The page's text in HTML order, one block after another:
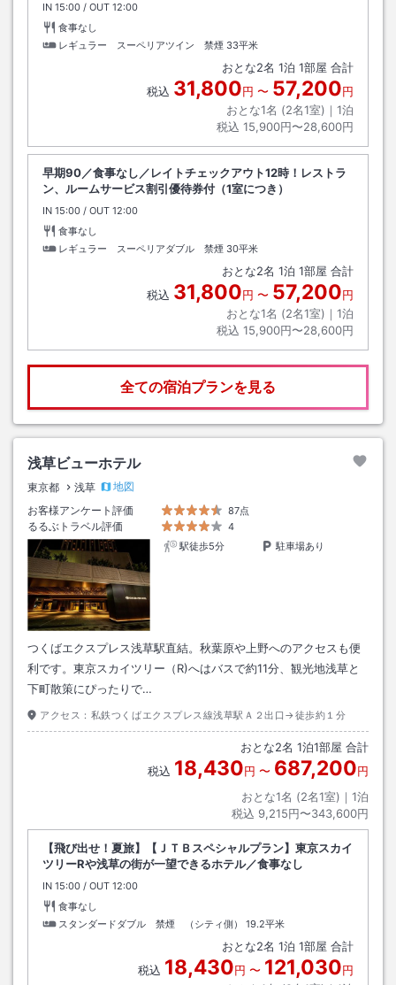
IN チェックイン
15:00 / OUT チェックアウト
12:00
食事なし
レギュラー スーペリアツイン 禁煙 33平米
おとな2名 1泊 1部屋 合計
税込 31,800円 〜 57,200円
おとな1名 (2名1室)｜ 1泊
税込 15,900円〜28,600円
早期90／食事なし／レイトチェックアウト12時！レストラ
ン、ルームサービス割引優待券付（1室につき）
IN チェックイン
15:00 / OUT チェックアウト
12:00
食事なし
レギュラー スーペリアダブル 禁煙 30平米
おとな2名 1泊 1部屋 合計
税込 31,800円 〜 57,200円
おとな1名 (2名1室)｜ 1泊
税込 15,900円〜28,600円
全ての宿泊プランを見る
浅草ビューホテル
東京都 浅草
地図
お客様アンケート評価
87点
るるぶトラベル評価
4
駅徒歩5分
駐車場あり
つくばエクスプレス浅草駅直結。秋葉原や上野へのアクセスも便
利です。東京スカイツリー（R)へはバスで約11分、観光地浅草と
下町散策にぴったりで…
アクセス： 私鉄つくばエクスプレス線浅草駅Ａ２出口→徒歩約１分
おとな2名 1泊1部屋 合計
税込 18,430円 〜 687,200円
おとな1名 (2名1室)｜ 1泊
税込 9,215円〜343,600円
【飛び出せ！夏旅】【ＪＴＢスペシャルプラン】東京スカイ
ツリーRや浅草の街が一望できるホテル／食事なし
IN チェックイン
15:00 / OUT チェックアウト
12:00
食事なし
スタンダードダブル 禁煙 （シティ側）
19.2平米
おとな2名 1泊 1部屋 合計
税込 18,430円 〜 121,030円